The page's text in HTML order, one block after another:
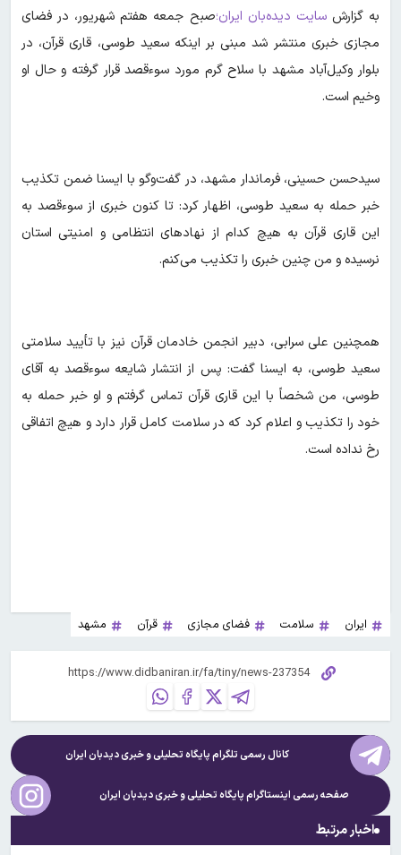
به گزارشسایت دیده‌بان ایران؛صبح جمعه هفتم شهریور، در فضای
مجازی خبری منتشر شد مبنی بر اینکه سعید طوسی، قاری قرآن، در
بلوار وکیل‌آباد مشهد با سلاح گرم مورد سوءقصد قرار گرفته و حال او
وخیم است.
سیدحسن حسینی، فرماندار مشهد، در گفت‌وگو با ایسنا ضمن تکذیب
خبر حمله به سعید طوسی، اظهار کرد: تا کنون خبری از سوءقصد به
این قاری قرآن به هیچ کدام از نهادهای انتظامی و امنیتی استان
نرسیده و من چنین خبری را تکذیب می‌کنم.
همچنین علی سرابی، دبیر انجمن خادمان قرآن نیز با تأیید سلامتی
سعید طوسی، به ایسنا گفت: پس از انتشار شایعه سوء‌قصد به آقای
طوسی، من شخصاً با این قاری قرآن تماس گرفتم و او خبر حمله به
خود را تکذیب و اعلام کرد که در سلامت کامل قرار دارد و هیچ اتفاقی
رخ نداده است.
ایران سلامت فضای مجازی قرآن مشهد
کانال رسمی تلگرام پایگاه تحلیلی و خبریدیدبان ایران
صفحه رسمی اینستاگرام پایگاه تحلیلی و خبریدیدبان ایران
اخبار مرتبط